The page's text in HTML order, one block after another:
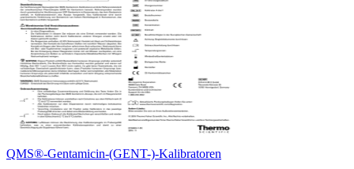
QMS®-Gentamicin-(GENT-)-Kalibratoren